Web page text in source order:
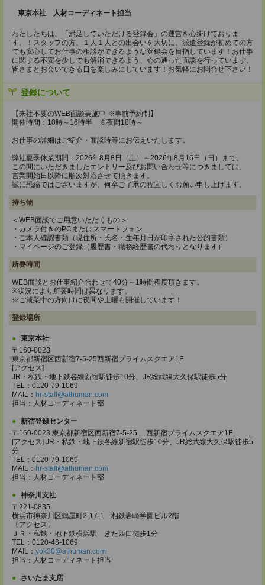
東京本社 人材コーディネート担当
わたしたちは、「満足していただける登録会」の運営を心掛けておりま
す。！スタッフの方、１人１人との出会いを大切に、派遣登録が初めての方
でも安心してお仕事の相談ができるような登録会を目指しています！お仕事
に関する不安を少しでも解消できるよう、心の通った面談を行っています。
皆さまとお会いできる日を楽しみにしています！お気軽にお問合せ下さい！
登録について
【来社不要のWEB面談実施中 ※事前予約制】
開催時間：10時～16時半 ※夜間18時～
お仕事の詳細はご紹介・面談時等にお伝えいたします。
弊社夏季休業期間：2026年8月8日（土）～2026年8月16日（日）まで。
この間にいただきましたエントリー及びお問い合わせ等につきましては、
営業開始日以降に順次対応させて頂きます。
誠に恐縮ではございますが、何卒ご了承の程宜しくお願い申し上げます。
持ち物
＜WEB面談でご用意いただくもの＞
・カメラ付きのPCまたはスマートフォン
・ご本人確認書類（現住所・氏名・生年月日が印字された公的書類）
・マイページのご登録（履歴書・職務経歴書の代わりとなります）
所要時間
WEB面談とお仕事紹介合わせて40分～1時間程度頂きます。
※状況により所要時間は異なります。
※ご就業中の方向けに夜間や土曜も開催しています！
登録場所
東京本社
〒160-0023
東京都新宿区西新宿7-5-25西新宿プライムスクエア1F
[アクセス]
JR・私鉄・地下鉄各線新宿駅徒歩10分、JR総武線大久保駅徒歩5分
TEL：0120-79-1069
MAIL： hr-staff@athuman.com
担当：人材コーディネート部
新宿登録センター
〒160-0023 東京都新宿区西新宿7-5-25 西新宿プライムスクエア1F
[アクセス] JR・私鉄・地下鉄各線新宿駅徒歩10分、JR総武線大久保駅徒歩5
分
TEL：0120-79-1069
MAIL： hr-staff@athuman.com
担当：人材コーディネート部
神奈川支社
〒221-0835
横浜市神奈川区鶴屋町2-17-1 相鉄岩崎学園ビル2階
〔アクセス〕
ＪＲ・私鉄・地下鉄横浜駅 きた西口徒歩1分
TEL：0120-48-1069
MAIL： yok30@athuman.com
担当：人材コーディネート担当
さいたま支店